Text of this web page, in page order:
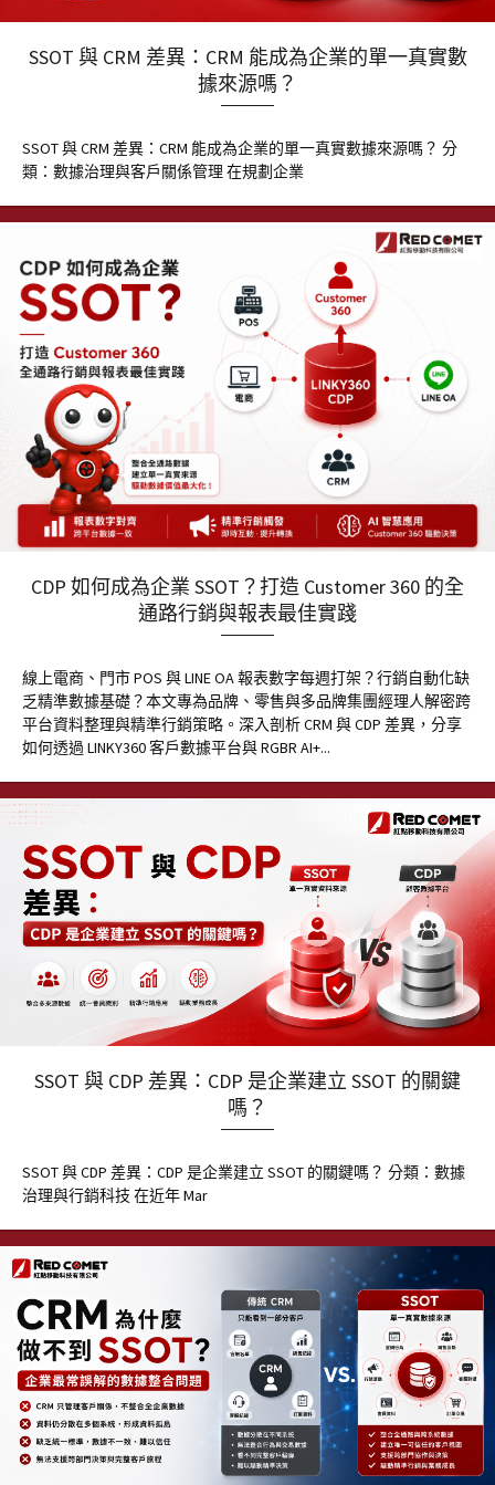
SSOT 與 CRM 差異：CRM 能成為企業的單一真實數
據來源嗎？
SSOT 與 CRM 差異：CRM 能成為企業的單一真實數據來源嗎？ 分
類：數據治理與客戶關係管理 在規劃企業
CDP 如何成為企業 SSOT？打造 Customer 360 的全
通路行銷與報表最佳實踐
線上電商、門市 POS 與 LINE OA 報表數字每週打架？行銷自動化缺
乏精準數據基礎？本文專為品牌、零售與多品牌集團經理人解密跨
平台資料整理與精準行銷策略。深入剖析 CRM 與 CDP 差異，分享
如何透過 LINKY360 客戶數據平台與 RGBR AI+...
SSOT 與 CDP 差異：CDP 是企業建立 SSOT 的關鍵
嗎？
SSOT 與 CDP 差異：CDP 是企業建立 SSOT 的關鍵嗎？ 分類：數據
治理與行銷科技 在近年 Mar